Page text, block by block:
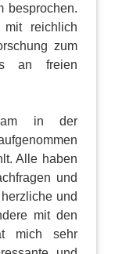
besprochen.
reichlich
zum
an freien
in der
Alle haben
und
und
mit den
mich sehr